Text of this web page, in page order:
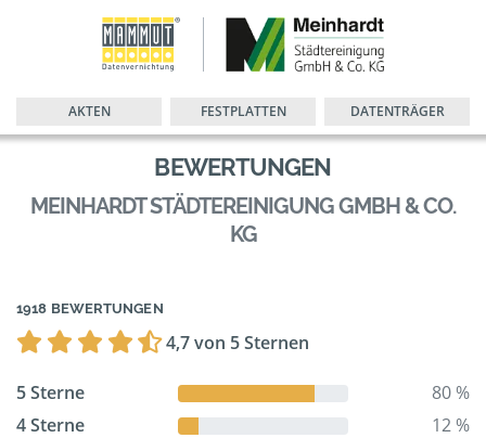
AKTEN FESTPLATTEN DATENTRÄGER
BEWERTUNGEN
MEINHARDT STÄDTEREINIGUNG GMBH & CO.
KG
1918 BEWERTUNGEN
4,7 von 5 Sternen
5 Sterne
80 %
4 Sterne
12 %